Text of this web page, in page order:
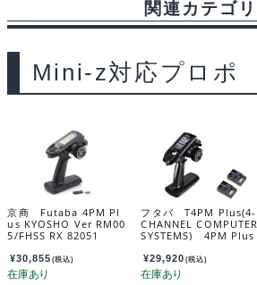
関連カテゴリ
Mini-z対応プロポ
京商 Futaba 4PM Pl
us KYOSHO Ver RM00
5/FHSS RX 82051
¥30,855 (税込)
フタバ T4PM Plus(4-
CHANNEL COMPUTER
SYSTEMS) 4PM Plus
2付 035883
¥29,920 (税込)